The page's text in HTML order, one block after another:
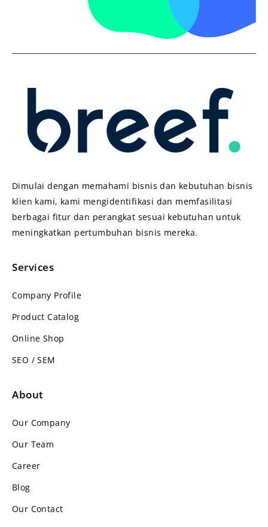
Dimulai dengan memahami bisnis dan kebutuhan bisnis
klien kami, kami mengidentifikasi dan memfasilitasi
berbagai fitur dan perangkat sesuai kebutuhan untuk
meningkatkan pertumbuhan bisnis mereka.
Services
Company Profile
Product Catalog
Online Shop
SEO / SEM
About
Our Company
Our Team
Career
Blog
Our Contact